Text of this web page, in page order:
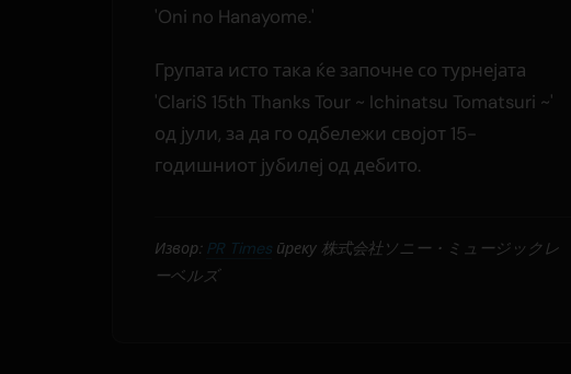
'Oni no Hanayome.'
Групата исто така ќе започне со турнејата
'ClariS 15th Thanks Tour ~ Ichinatsu Tomatsuri ~'
од јули, за да го одбележи својот 15-
годишниот јубилеј од дебито.
Извор: PR Times преку 株式会社ソニー・ミュージックレ
ーベルズ